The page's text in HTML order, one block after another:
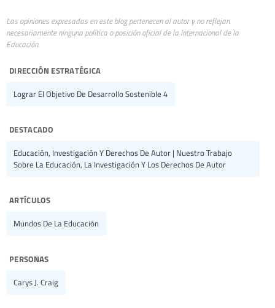
Las opiniones expresadas en este blog pertenecen al autor y no reflejan
necesariamente ninguna política o posición oficial de la Internacional de la
Educación.
dirección estratégica
Lograr El Objetivo De Desarrollo Sostenible 4
destacado
Educación, Investigación Y Derechos De Autor | Nuestro Trabajo
Sobre La Educación, La Investigación Y Los Derechos De Autor
artículos
Mundos De La Educación
personas
Carys J. Craig